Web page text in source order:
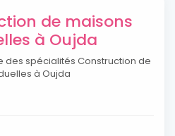
de maisons
à Oujda
des spécialités Construction de
à Oujda